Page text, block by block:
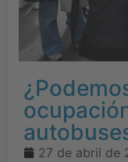
27 de abril de